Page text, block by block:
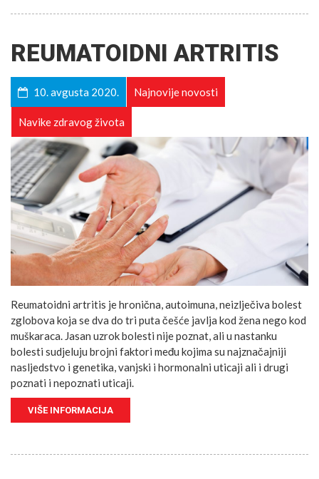
REUMATOIDNI ARTRITIS
10. avgusta 2020. Najnovije novosti
Navike zdravog života
Reumatoidni artritis je hronična, autoimuna, neizlječiva bolest
zglobova koja se dva do tri puta češće javlja kod žena nego kod
muškaraca. Jasan uzrok bolesti nije poznat, ali u nastanku
bolesti sudjeluju brojni faktori među kojima su najznačajniji
nasljedstvo i genetika, vanjski i hormonalni uticaji ali i drugi
poznati i nepoznati uticaji.
VIŠE INFORMACIJA